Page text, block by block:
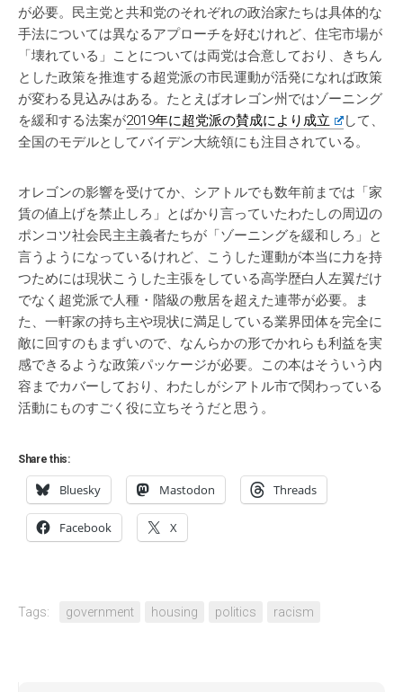
が必要。民主党と共和党のそれぞれの政治家たちは具体的な
手法については異なるアプローチを好むけれど、住宅市場が
「壊れている」ことについては両党は合意しており、きちん
とした政策を推進する超党派の市民運動が活発になれば政策
が変わる見込みはある。たとえばオレゴン州ではゾーニング
を緩和する法案が2019年に超党派の賛成により成立
して、
全国のモデルとしてバイデン大統領にも注目されている。
オレゴンの影響を受けてか、シアトルでも数年前までは「家
賃の値上げを禁止しろ」とばかり言っていたわたしの周辺の
ポンコツ社会民主主義者たちが「ゾーニングを緩和しろ」と
言うようになっているけれど、こうした運動が本当に力を持
つためには現状こうした主張をしている高学歴白人左翼だけ
でなく超党派で人種・階級の敷居を超えた連帯が必要。ま
た、一軒家の持ち主や現状に満足している業界団体を完全に
敵に回すのもまずいので、なんらかの形でかれらも利益を実
感できるような政策パッケージが必要。この本はそういう内
容までカバーしており、わたしがシアトル市で関わっている
活動にものすごく役に立ちそうだと思う。
Share this:
Bluesky Mastodon Threads
Facebook X
Tags: government housing politics racism